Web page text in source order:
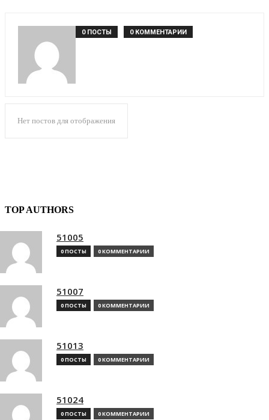
0 ПОСТЫ 0 КОММЕНТАРИИ
Нет постов для отображения
TOP AUTHORS
51005
0 ПОСТЫ 0 КОММЕНТАРИИ
51007
0 ПОСТЫ 0 КОММЕНТАРИИ
51013
0 ПОСТЫ 0 КОММЕНТАРИИ
51024
0 ПОСТЫ 0 КОММЕНТАРИИ